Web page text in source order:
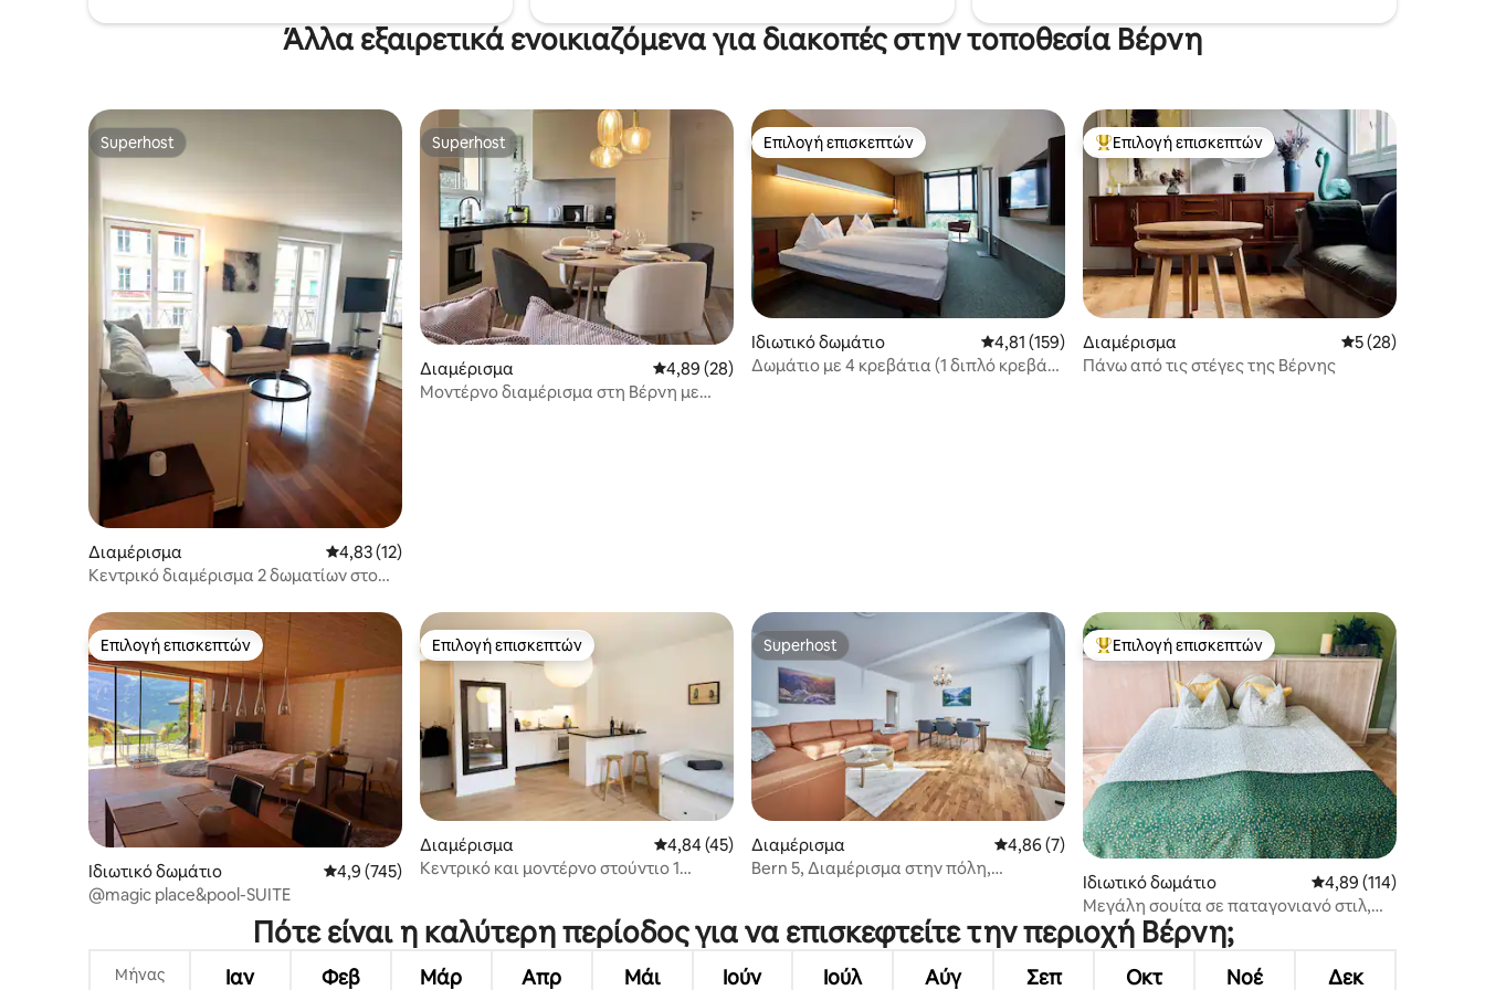
Άλλα εξαιρετικά ενοικιαζόμενα για διακοπές στην τοποθεσία Βέρνη
Superhost
Superhost
Διαμέρισμα Μέση βαθμολογία: 4,83 στα 5, 12 κριτικές
4,83 (12)
Κεντρικό διαμέρισμα 2 δωματίων στο
Superhost
Superhost
Διαμέρισμα Μέση βαθμολογία: 4,89 στα 5, 28 κριτικές
4,89 (28)
Μοντέρνο διαμέρισμα στη Βέρνη με
Επιλογή επισκεπτών
Επιλογή επισκεπτών
Ιδιωτικό δωμάτιο Μέση βαθμολογία: 4,81 στα 5, 159 κριτικές
4,81 (159)
Δωμάτιο με 4 κρεβάτια (1 διπλό κρεβάτι
Κορυφαία επιλογή επισκεπτών
Επιλογή επισκεπτών
Διαμέρισμα Μέση βαθμολογία:
5 (28)
Πάνω από τις στέγες της Βέρνης
Επιλογή επισκεπτών
Επιλογή επισκεπτών
Ιδιωτικό δωμάτιο Μέση βαθμολογία: 4,9 στα 5, 745 κριτικές
4,9 (745)
@magic place&pool-SUITE
Επιλογή επισκεπτών
Επιλογή επισκεπτών
Διαμέρισμα Μέση βαθμολογία: 4,84 στα 5, 45 κριτικές
4,84 (45)
Κεντρικό και μοντέρνο στούντιο 1
Superhost
Superhost
Διαμέρισμα Μέση βαθμολογία: 4,86 στα 5, 7 κριτικές
4,86 (7)
Bern 5, Διαμέρισμα στην πόλη,
Κορυφαία επιλογή επισκεπτών
Επιλογή επισκεπτών
Ιδιωτικό δωμάτιο Μέση βαθμολογία:
4,89 (114)
Μεγάλη σουίτα σε παταγονιανό στιλ,
υδρομασάζ+μπαλκόνι+ηλεκτρονικό
σύστημα κλειδώματος πόρτας
Πότε είναι η καλύτερη περίοδος για να επισκεφτείτε την περιοχή Βέρνη;
Μήνας Ιαν Φεβ Μάρ Απρ Μάι Ιούν Ιούλ Αύγ Σεπ Οκτ Νοέ Δεκ